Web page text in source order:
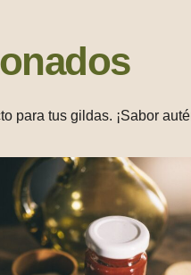
para tus gildas. ¡Sabor